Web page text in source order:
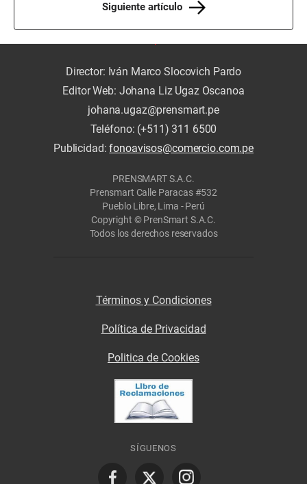
Siguiente artículo
Director: Iván Marco Slocovich Pardo
Editor Web: Johana Liz Ugaz Oscanoa
johana.ugaz@prensmart.pe
Teléfono: (+511) 311 6500
Publicidad:fonoavisos@comercio.com.pe
PRENSMART S.A.C.
Prensmart Calle Paracas #532
Pueblo Libre, Lima - Perú
Copyright © PrenSmart S.A.C.
Todos los derechos reservados
Términos y Condiciones
Política de Privacidad
Politica de Cookies
SÍGUENOS